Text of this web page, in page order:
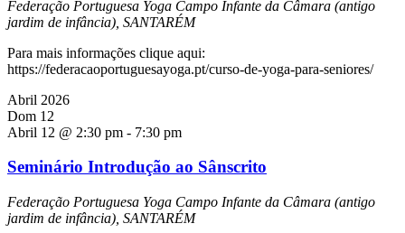
Federação Portuguesa Yoga Campo Infante da Câmara (antigo
jardim de infância), SANTARÉM
Para mais informações clique aqui:
https://federacaoportuguesayoga.pt/curso-de-yoga-para-seniores/
Abril 2026
Dom 12
Abril 12 @ 2:30 pm - 7:30 pm
Seminário Introdução ao Sânscrito
Federação Portuguesa Yoga Campo Infante da Câmara (antigo
jardim de infância), SANTARÉM